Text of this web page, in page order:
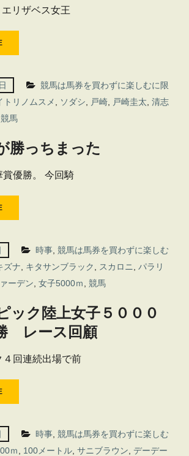
リザベス女王
競馬は馬券を買わずに楽しむに限
トリノムスメ ソダシ 戸崎, 戸崎圭太 清志
競馬
勝っちまった
賞優勝。 今回騎
時事, 競馬は馬券を買わずに楽しむ
ズナ キタサンブラック スカロニ
パラリ
ーデン 女子5000ｍ 競馬
ック陸上女子５０００
レース回顧
回連続出場で前
時事, 競馬は馬券を買わずに楽しむ
ｍ 100メートル, サニブラウン デーデー